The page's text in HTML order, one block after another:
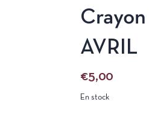
AVRIL
€5,00
En stock